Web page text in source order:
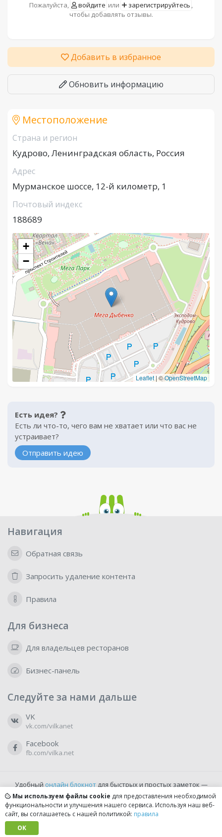
Пожалуйста, войдите или зарегистрируйтесь ,
чтобы добавлять отзывы.
Добавить в избранное
Обновить информацию
Местоположение
Страна и регион
Кудрово, Ленинградская область, Россия
Адрес
Мурманское шоссе, 12-й километр, 1
Почтовый индекс
188689
+
−
Leaflet |©OpenStreetMap
Есть идея?
Есть ли что-то, чего вам не хватает или что вас не
устраивает?
Отправить идею
Навигация
Обратная связь
Запросить удаление контента
Правила
Для бизнеса
Для владельцев ресторанов
Бизнес-панель
Следуйте за нами дальше
VK
vk.com/vilkanet
Facebook
fb.com/vilka.net
Удобный онлайн блокнотдля быстрых и простых заметок —
бесплатно и доступно прямо из браузера.
Мы используем файлы cookie для предоставления необходимой
функциональности и улучшения нашего сервиса. Используя наш веб-
сайт, вы соглашаетесь с нашей политикой: правила
OK